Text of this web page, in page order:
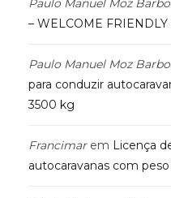
Paulo Manuel Moz
– WELCOME FRIENDLY
Paulo Manuel Moz
para conduzir
3500 kg
Francimarem Licença
autocaravanas com